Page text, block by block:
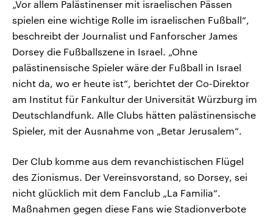
„Vor allem Palästinenser mit israelischen Pässen
spielen eine wichtige Rolle im israelischen Fußball“,
beschreibt der Journalist und Fanforscher James
Dorsey die Fußballszene in Israel. „Ohne
palästinensische Spieler wäre der Fußball in Israel
nicht da, wo er heute ist“, berichtet der Co-Direktor
am Institut für Fankultur der Universität Würzburg im
Deutschlandfunk. Alle Clubs hätten palästinensische
Spieler, mit der Ausnahme von „Betar Jerusalem“.
Der Club komme aus dem revanchistischen Flügel
des Zionismus. Der Vereinsvorstand, so Dorsey, sei
nicht glücklich mit dem Fanclub „La Familia“.
Maßnahmen gegen diese Fans wie Stadionverbote